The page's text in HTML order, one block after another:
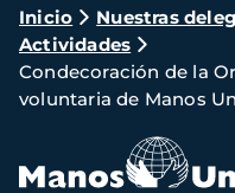
Ruta
de
navegación
Inicio Nuestras
Actividades
Condecoración de la
voluntaria de Manos